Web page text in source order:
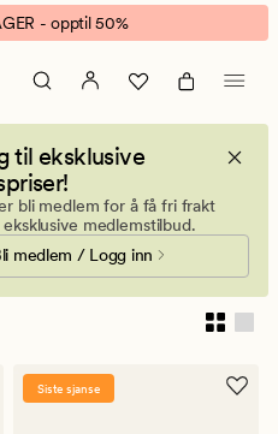
- opptil 50%
til eksklusive
bli medlem for å få fri frakt
medlemstilbud.
medlem / Logg inn
Størrelser Farger
Siste sjanse